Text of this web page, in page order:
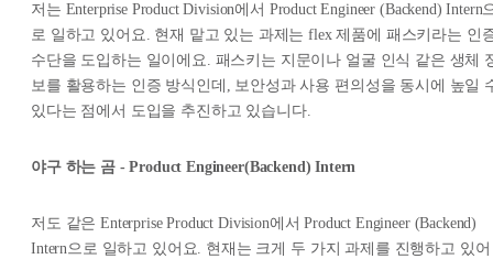
저는 Enterprise Product Division에서 Product Engineer (Backend) Intern
로 일하고 있어요. 현재 맡고 있는 과제는 flex 제품에 패스키라는 인
수단을 도입하는 일이에요. 패스키는 지문이나 얼굴 인식 같은 생체
보를 활용하는 인증 방식인데, 보안성과 사용 편의성을 동시에 높일
있다는 점에서 도입을 추진하고 있습니다.
야구 하는 곰 - Product Engineer(Backend) Intern
저도 같은 Enterprise Product Division에서 Product Engineer (Backend)
Intern으로 일하고 있어요. 현재는 크게 두 가지 과제를 진행하고 있어